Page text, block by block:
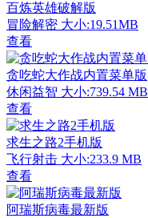
百炼英雄破解版
冒险解密 大小:19.51MB
查看
贪吃蛇大作战内置菜单版
休闲益智 大小:739.54 MB
查看
求生之路2手机版
飞行射击 大小:233.9 MB
查看
阿瑞斯病毒最新版